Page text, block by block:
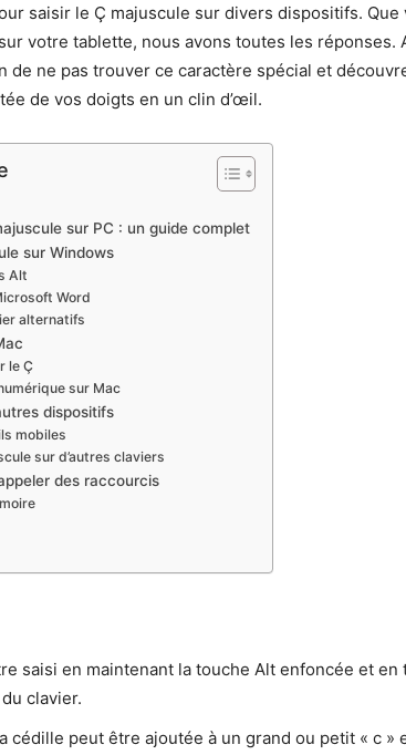
saisir le Ç majuscule sur divers dispositifs. Que
votre tablette, nous avons toutes les réponses.
de ne pas trouver ce caractère spécial et
de vos doigts en un clin d’œil.
sur PC : un guide complet
sur Windows
Alt
Word
alternatifs
le Ç
sur Mac
dispositifs
mobiles
sur d’autres claviers
des raccourcis
saisi en maintenant la touche Alt enfoncée et en
clavier.
cédille peut être ajoutée à un grand ou petit « c »